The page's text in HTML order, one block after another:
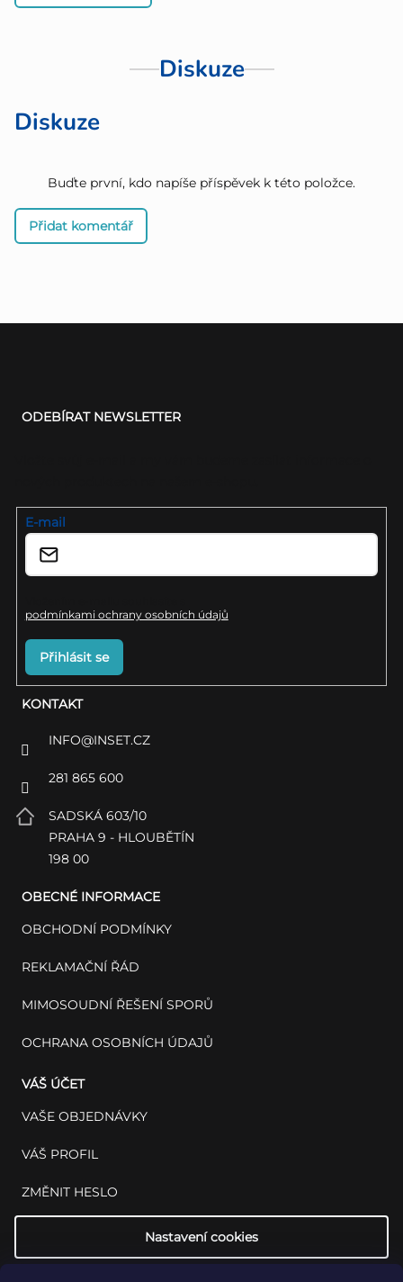
Diskuze
Diskuze
Buďte první, kdo napíše příspěvek k této položce.
Přidat komentář
KONTAKT
INFO@INSET.CZ
281 865 600
SADSKÁ 603/10
PRAHA 9 - HLOUBĚTÍN
198 00
OBECNÉ INFORMACE
OBCHODNÍ PODMÍNKY
REKLAMAČNÍ ŘÁD
MIMOSOUDNÍ ŘEŠENÍ SPORŮ
OCHRANA OSOBNÍCH ÚDAJŮ
VÁŠ ÚČET
VAŠE OBJEDNÁVKY
VÁŠ PROFIL
ZMĚNIT HESLO
Nastavení cookies
ODEBÍRAT NEWSLETTER
E-mail
podmínkami ochrany osobních údajů
Přihlásit se